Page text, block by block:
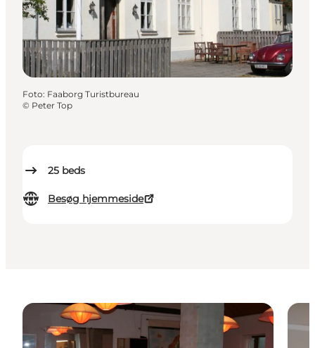
25 beds
Besøg hjemmeside
Foto: Faaborg Turistbureau
© Peter Top